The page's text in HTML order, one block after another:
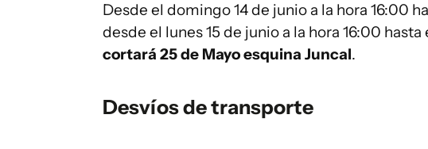
Desde el domingo 14 de junio a la hora 16:00
desde el lunes 15 de junio a la hora 16:00
cortará 25 de Mayo esquina Juncal.
Desvíos de transporte